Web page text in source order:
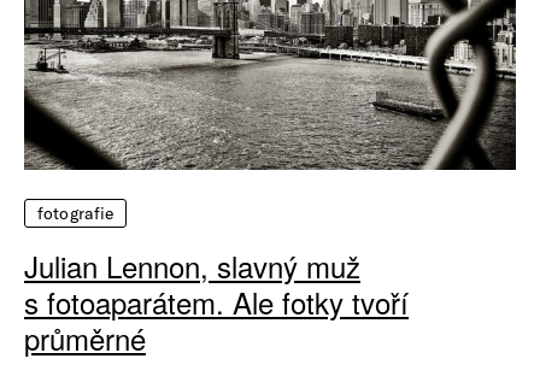
fotografie
Julian Lennon, slavný muž
s fotoaparátem. Ale fotky tvoří
průměrné